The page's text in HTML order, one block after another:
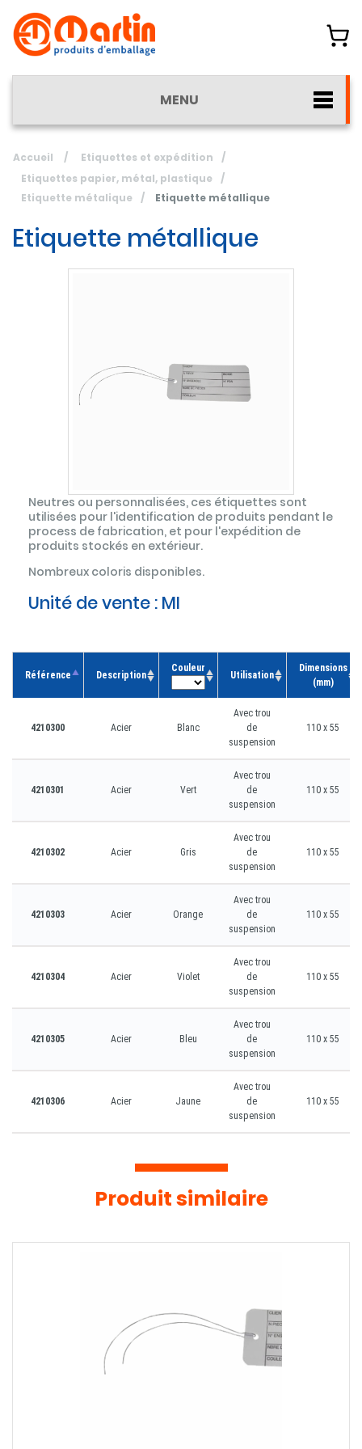
MENU
Accueil / Etiquettes et expédition
/
Etiquettes papier, métal, plastique
/
Etiquette métalique
/ Etiquette métallique
Etiquette métallique
Neutres ou personnalisées, ces étiquettes sont
utilisées pour l'identification de produits pendant le
process de fabrication, et pour l'expédition de
produits stockés en extérieur.
Nombreux coloris disponibles.
Unité de vente : MI
Référence Description
Couleur
Utilisation
Dimensions
(mm)
4210300 Acier Blanc
Avec trou
de
suspension
110 x 55
4210301 Acier Vert
Avec trou
de
suspension
110 x 55
4210302 Acier Gris
Avec trou
de
suspension
110 x 55
4210303 Acier Orange
Avec trou
de
suspension
110 x 55
4210304 Acier Violet
Avec trou
de
suspension
110 x 55
4210305 Acier Bleu
Avec trou
de
suspension
110 x 55
4210306 Acier Jaune
Avec trou
de
suspension
110 x 55
Produit similaire